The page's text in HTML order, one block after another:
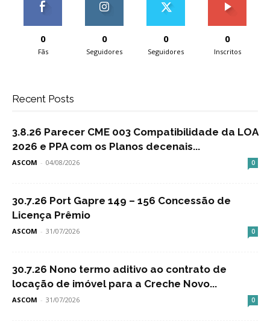
0
Fãs
0
Seguidores
0
Seguidores
0
Inscritos
Recent Posts
3.8.26 Parecer CME 003 Compatibilidade da LOA
2026 e PPA com os Planos decenais...
ASCOM - 04/08/2026 0
30.7.26 Port Gapre 149 – 156 Concessão de
Licença Prêmio
ASCOM - 31/07/2026 0
30.7.26 Nono termo aditivo ao contrato de
locação de imóvel para a Creche Novo...
ASCOM - 31/07/2026 0